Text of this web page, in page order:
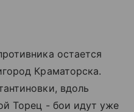
остается
Краматорска.
вдоль
Торец - бои идут уже